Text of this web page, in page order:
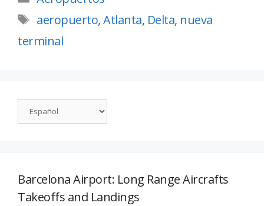
aeropuerto,Atlanta, Delta, nueva
terminal
Barcelona Airport: Long Range Aircrafts
Takeoffs and Landings